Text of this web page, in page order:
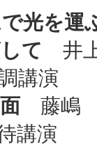
光を運
て 井
講演
藤嶋
講演